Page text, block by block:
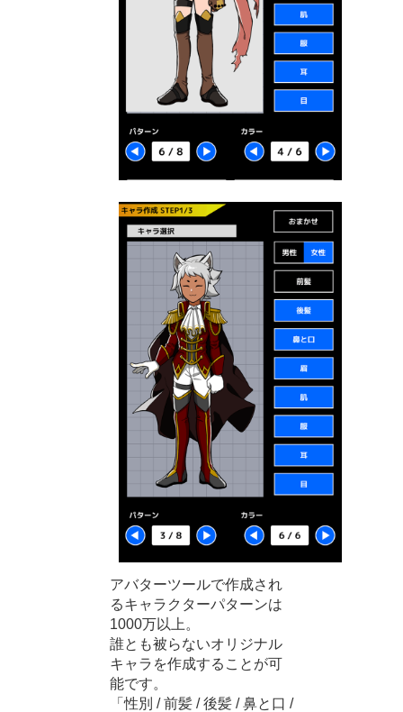
アバターツールで作成され
るキャラクターパターンは
1000万以上。
誰とも被らないオリジナル
キャラを作成することが可
能です。
「性別 / 前髪 / 後髪 / 鼻と口 /